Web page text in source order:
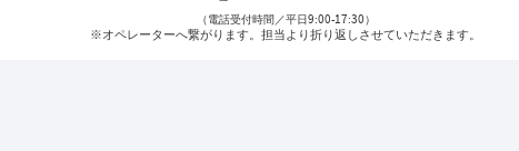
（電話受付時間／平日9:00-17:30）
※オペレーターへ繋がります。 担当より折り返しさせていただきます。